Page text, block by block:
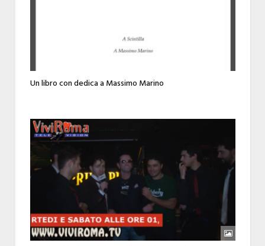
Un libro con dedica a Massimo Marino